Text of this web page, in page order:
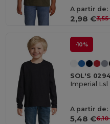
A partir de:
2,98 €
-10%
SOL'S
A partir de:
5,48 €